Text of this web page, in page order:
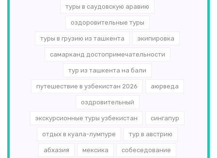
туры в саудовскую аравию
оздоровительные туры
туры в грузию из ташкента экипировка
самарканд достопримечательности
тур из ташкента на бали
путешествие в узбекистан 2026 аюрведа
оздровительный
экскурсионные туры узбекистан сингапур
отдых в куала-лумпуре тур в австрию
абхазия мексика собеседование